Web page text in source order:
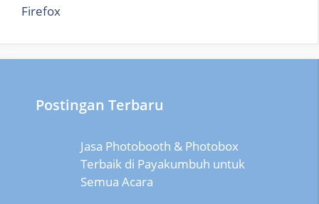
Firefox
Postingan Terbaru
Jasa Photobooth & Photobox
Terbaik di Payakumbuh untuk
Semua Acara